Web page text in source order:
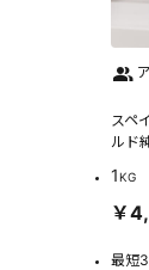
スペ
ルド
1KG
￥
最短